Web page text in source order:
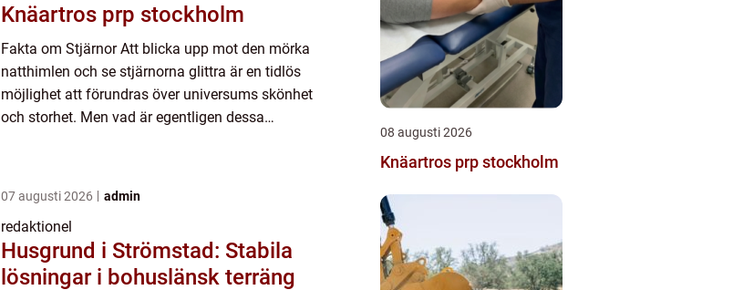
Knäartros prp stockholm
Fakta om Stjärnor Att blicka upp mot den mörka
natthimlen och se stjärnorna glittra är en tidlös
möjlighet att förundras över universums skönhet
och storhet. Men vad är egentligen dessa
07 augusti 2026 admin
redaktionel
Husgrund i Strömstad: Stabila
lösningar i bohuslänsk terräng
08 augusti 2026
Knäartros prp stockholm